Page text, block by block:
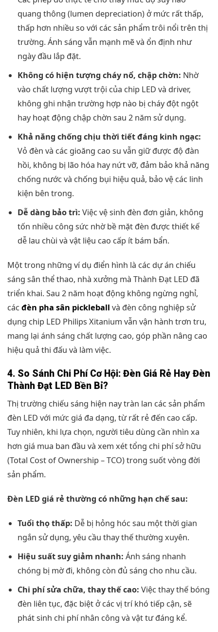
quang thông (lumen depreciation) ở mức rất thấp,
thấp hơn nhiều so với các sản phẩm trôi nổi trên thị
trường. Ánh sáng vẫn mạnh mẽ và ổn định như
ngày đầu lắp đặt.
Không có hiện tượng cháy nổ, chập chờn: Nhờ
vào chất lượng vượt trội của chip LED và driver,
không ghi nhận trường hợp nào bị cháy đột ngột
hay hoạt động chập chờn sau 2 năm sử dụng.
Khả năng chống chịu thời tiết đáng kinh ngạc:
Vỏ đèn và các gioăng cao su vẫn giữ được độ đàn
hồi, không bị lão hóa hay nứt vỡ, đảm bảo khả năng
chống nước và chống bụi hiệu quả, bảo vệ các linh
kiện bên trong.
Dễ dàng bảo trì: Việc vệ sinh đèn đơn giản, không
tốn nhiều công sức nhờ bề mặt đèn được thiết kế
dễ lau chùi và vật liệu cao cấp ít bám bẩn.
Một trong những ví dụ điển hình là các dự án chiếu
sáng sân thể thao, nhà xưởng mà Thành Đạt LED đã
triển khai. Sau 2 năm hoạt động không ngừng nghỉ,
cácđèn pha sân pickleball và đèn công nghiệp sử
dụng chip LED Philips Xitanium vẫn vận hành trơn tru,
mang lại ánh sáng chất lượng cao, góp phần nâng cao
hiệu quả thi đấu và làm việc.
4. So Sánh Chi Phí Cơ Hội: Đèn Giá Rẻ Hay Đèn
Thành Đạt LED Bền Bỉ?
Thị trường chiếu sáng hiện nay tràn lan các sản phẩm
đèn LED với mức giá đa dạng, từ rất rẻ đến cao cấp.
Tuy nhiên, khi lựa chọn, người tiêu dùng cần nhìn xa
hơn giá mua ban đầu và xem xét tổng chi phí sở hữu
(Total Cost of Ownership – TCO) trong suốt vòng đời
sản phẩm.
Đèn LED giá rẻ thường có những hạn chế sau:
Tuổi thọ thấp: Dễ bị hỏng hóc sau một thời gian
ngắn sử dụng, yêu cầu thay thế thường xuyên.
Hiệu suất suy giảm nhanh: Ánh sáng nhanh
chóng bị mờ đi, không còn đủ sáng cho nhu cầu.
Chi phí sửa chữa, thay thế cao: Việc thay thế bóng
đèn liên tục, đặc biệt ở các vị trí khó tiếp cận, sẽ
phát sinh chi phí nhân công và vật tư đáng kể.